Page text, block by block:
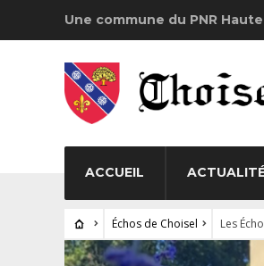
Une commune du PNR
ACCUEIL
Échos de Choisel Les